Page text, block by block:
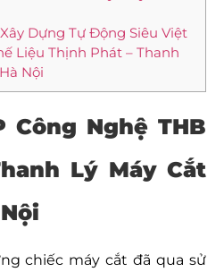
Dựng Tự Động Siêu Việt
Liệu Thịnh Phát – Thanh
Nội
Công Nghệ THB
Lý Máy Cắt
chiếc máy cắt đã qua sử